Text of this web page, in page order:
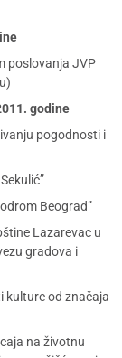
poslovanja JVP
godine
pogodnosti i
Beograd”
Lazarevac u
gradova i
kulture od značaja
na životnu